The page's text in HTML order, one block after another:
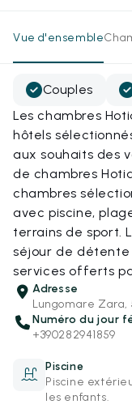
Vue d'ensemble
Couples
Les chambres
hôtels
aux souhaits des
de chambres
chambres
avec piscine,
terrains de sport.
séjour de
services offerts
Adresse
Lungomare Zara,
Numéro du jour
+390282941859
Piscine
Piscine
les enfants.